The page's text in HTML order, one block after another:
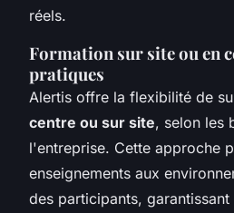
réels.
Formation sur site ou en
pratiques
Alertis offre la flexibilité de
centre ou sur site, selon les
l'entreprise. Cette approche
enseignements aux
des participants, garantissant